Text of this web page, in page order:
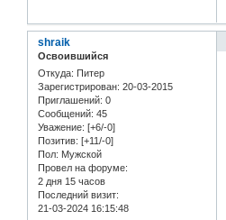
shraik
Освоившийся
Откуда: Питер
Зарегистрирован: 20-03-2015
Приглашений: 0
Сообщений: 45
Уважение: [+6/-0]
Позитив: [+11/-0]
Пол: Мужской
Провел на форуме:
2 дня 15 часов
Последний визит:
21-03-2024 16:15:48